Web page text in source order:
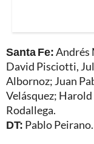
Santa Fe:Andrés
David Pisciotti,
Albornoz; Juan
Velásquez;
Rodallega.
DT: Pablo Peirano.